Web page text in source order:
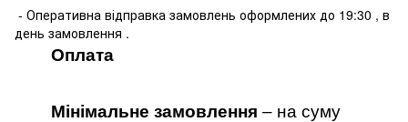
- Оперативна відправка замовлень оформлених до 19:30 , в
день замовлення .
Оплата
Мінімальне замовлення – на суму